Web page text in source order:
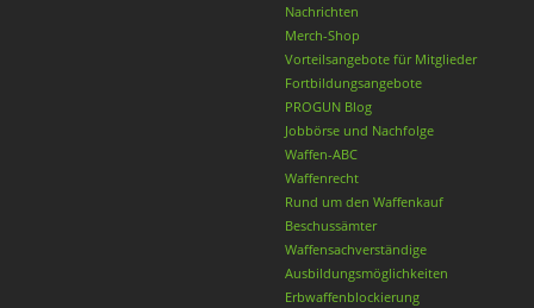
Nachrichten
Merch-Shop
Vorteilsangebote für Mitglieder
Fortbildungsangebote
PROGUN Blog
Jobbörse und Nachfolge
Waffen-ABC
Waffenrecht
Rund um den Waffenkauf
Beschussämter
Waffensachverständige
Ausbildungsmöglichkeiten
Erbwaffenblockierung